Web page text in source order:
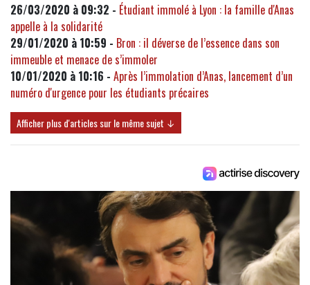
26/03/2020 à 09:32 - Étudiant immolé à Lyon : la famille d'Anas
appelle à la solidarité
29/01/2020 à 10:59 - Bron : il déverse de l’essence dans son
immeuble et menace de s’immoler
10/01/2020 à 10:16 - Après l’immolation d’Anas, lancement d’un
numéro d'urgence pour les étudiants précaires
Afficher plus d'articles sur le même sujet ↓